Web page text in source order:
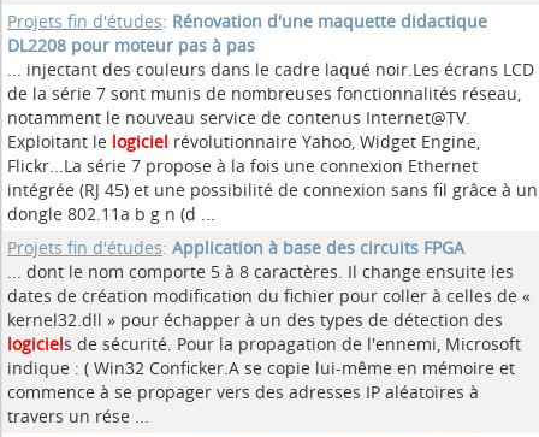
Projets fin d'études: Rénovation d'une maquette didactique
DL2208 pour moteur pas à pas
... injectant des couleurs dans le cadre laqué noir.Les écrans LCD
de la série 7 sont munis de nombreuses fonctionnalités réseau,
notamment le nouveau service de contenus Internet@TV.
Exploitant le logiciel révolutionnaire Yahoo, Widget Engine,
Flickr...La série 7 propose à la fois une connexion Ethernet
intégrée (RJ 45) et une possibilité de connexion sans fil grâce à un
dongle 802.11a b g n (d ...
Projets fin d'études: Application à base des circuits FPGA
... dont le nom comporte 5 à 8 caractères. Il change ensuite les
dates de création modification du fichier pour coller à celles de «
kernel32.dll » pour échapper à un des types de détection des
logiciels de sécurité. Pour la propagation de l'ennemi, Microsoft
indique : ( Win32 Conficker.A se copie lui-même en mémoire et
commence à se propager vers des adresses IP aléatoires à
travers un rése ...